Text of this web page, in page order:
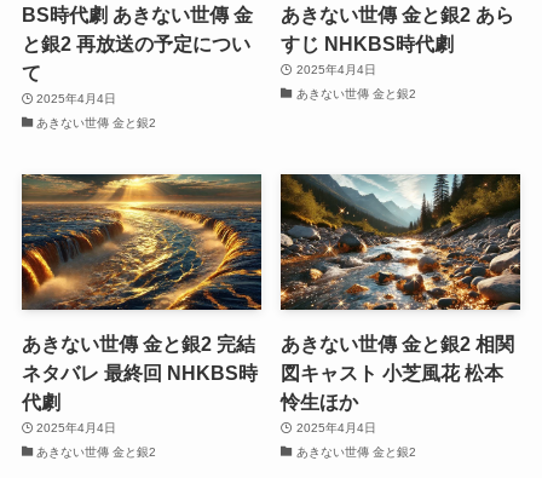
BS時代劇 あきない世傳 金
と銀2 再放送の予定につい
て
2025年4月4日
あきない世傳 金と銀2
あきない世傳 金と銀2 あら
すじ NHKBS時代劇
2025年4月4日
あきない世傳 金と銀2
あきない世傳 金と銀2 完結
ネタバレ 最終回 NHKBS時
代劇
2025年4月4日
あきない世傳 金と銀2
あきない世傳 金と銀2 相関
図キャスト 小芝風花 松本
怜生ほか
2025年4月4日
あきない世傳 金と銀2